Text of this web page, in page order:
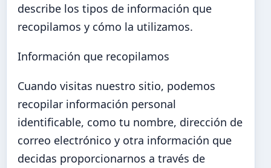
describe los tipos de información que
recopilamos y cómo la utilizamos.
Información que recopilamos
Cuando visitas nuestro sitio, podemos
recopilar información personal
identificable, como tu nombre, dirección de
correo electrónico y otra información que
decidas proporcionarnos a través de